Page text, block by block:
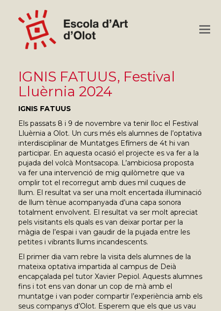
IGNIS FATUUS, Festival
Lluèrnia 2024
IGNIS FATUUS
Els passats 8 i 9 de novembre va tenir lloc el Festival
Lluèrnia a Olot. Un curs més els alumnes de l’optativa
interdisciplinar de Muntatges Efímers de 4t hi van
participar. En aquesta ocasió el projecte es va fer a la
pujada del volcà Montsacopa. L’ambiciosa proposta
va fer una intervenció de mig quilòmetre que va
omplir tot el recorregut amb dues mil cuques de
llum. El resultat va ser una molt encertada il·luminació
de llum tènue acompanyada d’una capa sonora
totalment envolvent. El resultat va ser molt apreciat
pels visitants els quals es van deixar portar per la
màgia de l’espai i van gaudir de la pujada entre les
petites i vibrants llums incandescents.
El primer dia vam rebre la visita dels alumnes de la
mateixa optativa impartida al campus de Deià
encapçalada pel tutor Xavier Pepiol. Aquests alumnes
fins i tot ens van donar un cop de mà amb el
muntatge i van poder compartir l’experiència amb els
seus companys d’Olot. Esperem que els que us vau